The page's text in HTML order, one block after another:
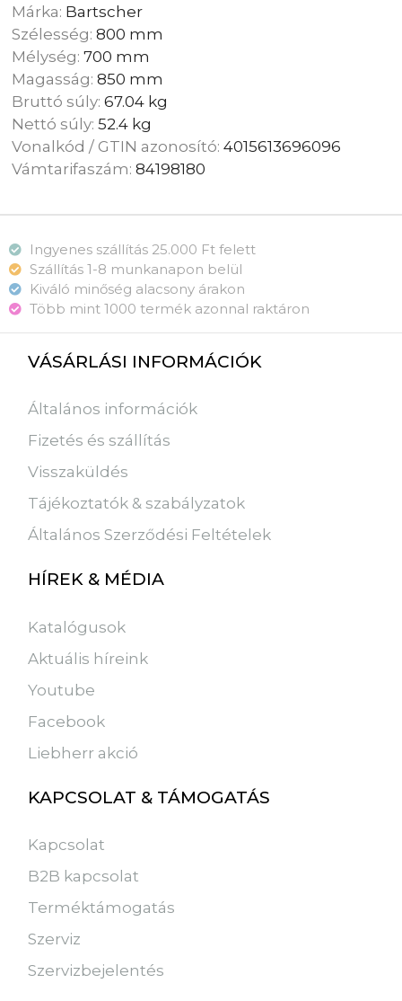
Márka: Bartscher
Szélesség:800 mm
Mélység:700 mm
Magasság:850 mm
Bruttó súly:67.04 kg
Nettó súly:52.4 kg
Vonalkód / GTIN azonosító:4015613696096
Vámtarifaszám:84198180
Ingyenes szállítás 25.000 Ft felett
Szállítás 1-8 munkanapon belül
Kiváló minőség alacsony árakon
Több mint 1000 termék azonnal raktáron
VÁSÁRLÁSI INFORMÁCIÓK
Általános információk
Fizetés és szállítás
Visszaküldés
Tájékoztatók & szabályzatok
Általános Szerződési Feltételek
HÍREK & MÉDIA
Katalógusok
Aktuális híreink
Youtube
Facebook
Liebherr akció
KAPCSOLAT & TÁMOGATÁS
Kapcsolat
B2B kapcsolat
Terméktámogatás
Szerviz
Szervizbejelentés